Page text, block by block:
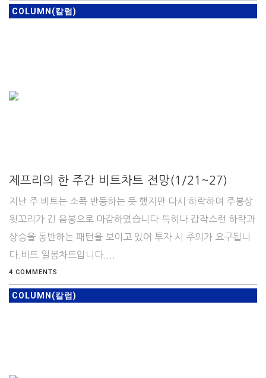
COLUMN(칼럼)
제프리의 한 주간 비트차트 전망(1/21~27)
지난 주 비트는 소폭 반등하는 듯 했지만 다시 하락하며 주봉상
윗꼬리가 긴 음봉으로 마감하였습니다.특히나 갑작스런 하락과
상승을 동반하는 패턴을 보이고 있어 투자 시 주의가 요구됩니
다.비트 일봉차트입니다....
4 COMMENTS
COLUMN(칼럼)